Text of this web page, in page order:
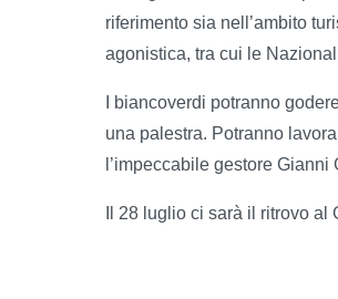
riferimento sia nell’ambito
agonistica, tra cui le
I biancoverdi potranno
una palestra. Potranno
l’impeccabile gestore Gianni
Il 28 luglio ci sarà il ritrovo